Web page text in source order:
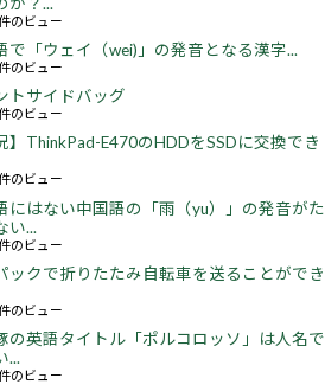
のビュー
で「ウェイ（wei)」の発音となる漢字...
のビュー
トサイドバッグ
のビュー
】ThinkPad-E470のHDDをSSDに交換でき
のビュー
にはない中国語の「雨（yu）」の発音がた
い...
のビュー
ックで折りたたみ自転車を送ることができ
のビュー
の英語タイトル「ポルコロッソ」は人名で
...
のビュー